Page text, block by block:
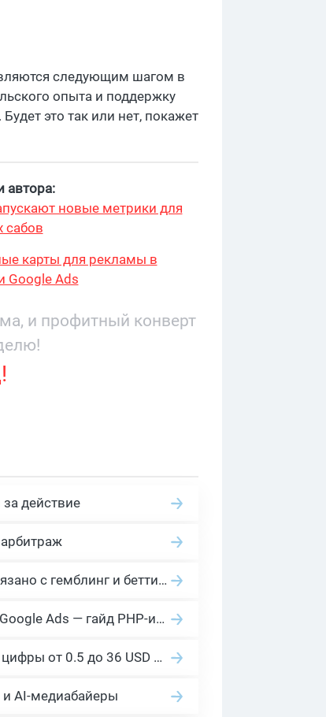
следующим шагом в
опыта и поддержку
это так или нет, покажет
автора:
новые метрики для
сабов
карты для рекламы в
Google Ads
и профитный конверт
действие
2026 Гемблинг это: Разбираем Gambling вертикаль, и все что связано с гемблинг и беттинг офферами
Cloaking House: облачный клоакинг для фильтрации ботов FB и Google Ads — гайд PHP-интеграции 2026
Сколько платит YouTube за 1000 просмотров в 2026: реальные цифры от 0.5 до 36 USD по ГЕО
и AI-медиабайеры